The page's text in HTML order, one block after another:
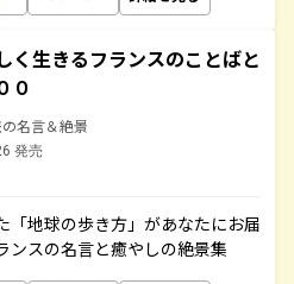
く生きるフランスのことばと
０
名言＆絶景
発売
「地球の歩き方」があなたにお届
ンスの名言と癒やしの絶景集